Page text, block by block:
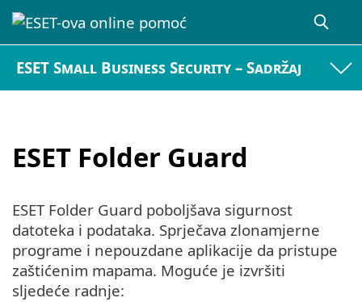
ESET Small Business Security – Sadržaj
ESET Folder Guard
ESET Folder Guard poboljšava sigurnost
datoteka i podataka. Sprječava zlonamjerne
programe i nepouzdane aplikacije da pristupe
zaštićenim mapama. Moguće je izvršiti
sljedeće radnje: